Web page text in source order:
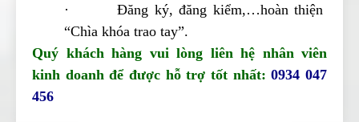
· Đăng ký, đăng kiểm,…hoàn thiện
“Chìa khóa trao tay”.
Quý khách hàng vui lòng liên hệ nhân viên
kinh doanh để được hỗ trợ tốt nhất:0934 047
456